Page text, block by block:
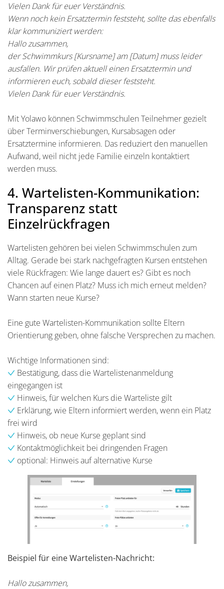
Vielen Dank für euer Verständnis.
Wenn noch kein Ersatztermin feststeht, sollte das ebenfalls
klar kommuniziert werden:
Hallo zusammen,
der Schwimmkurs [Kursname] am [Datum] muss leider
ausfallen. Wir prüfen aktuell einen Ersatztermin und
informieren euch, sobald dieser feststeht.
Vielen Dank für euer Verständnis.
Mit Yolawo können Schwimmschulen Teilnehmer gezielt
über Terminverschiebungen, Kursabsagen oder
Ersatztermine informieren. Das reduziert den manuellen
Aufwand, weil nicht jede Familie einzeln kontaktiert
werden muss.
4. Wartelisten-Kommunikation:
Transparenz statt
Einzelrückfragen
Wartelisten gehören bei vielen Schwimmschulen zum
Alltag. Gerade bei stark nachgefragten Kursen entstehen
viele Rückfragen: Wie lange dauert es? Gibt es noch
Chancen auf einen Platz? Muss ich mich erneut melden?
Wann starten neue Kurse?
Eine gute Wartelisten-Kommunikation sollte Eltern
Orientierung geben, ohne falsche Versprechen zu machen.
Wichtige Informationen sind:
Bestätigung, dass die Wartelistenanmeldung
eingegangen ist
Hinweis, für welchen Kurs die Warteliste gilt
Erklärung, wie Eltern informiert werden, wenn ein Platz
frei wird
Hinweis, ob neue Kurse geplant sind
Kontaktmöglichkeit bei dringenden Fragen
optional: Hinweis auf alternative Kurse
Beispiel für eine Wartelisten-Nachricht:
Hallo zusammen,